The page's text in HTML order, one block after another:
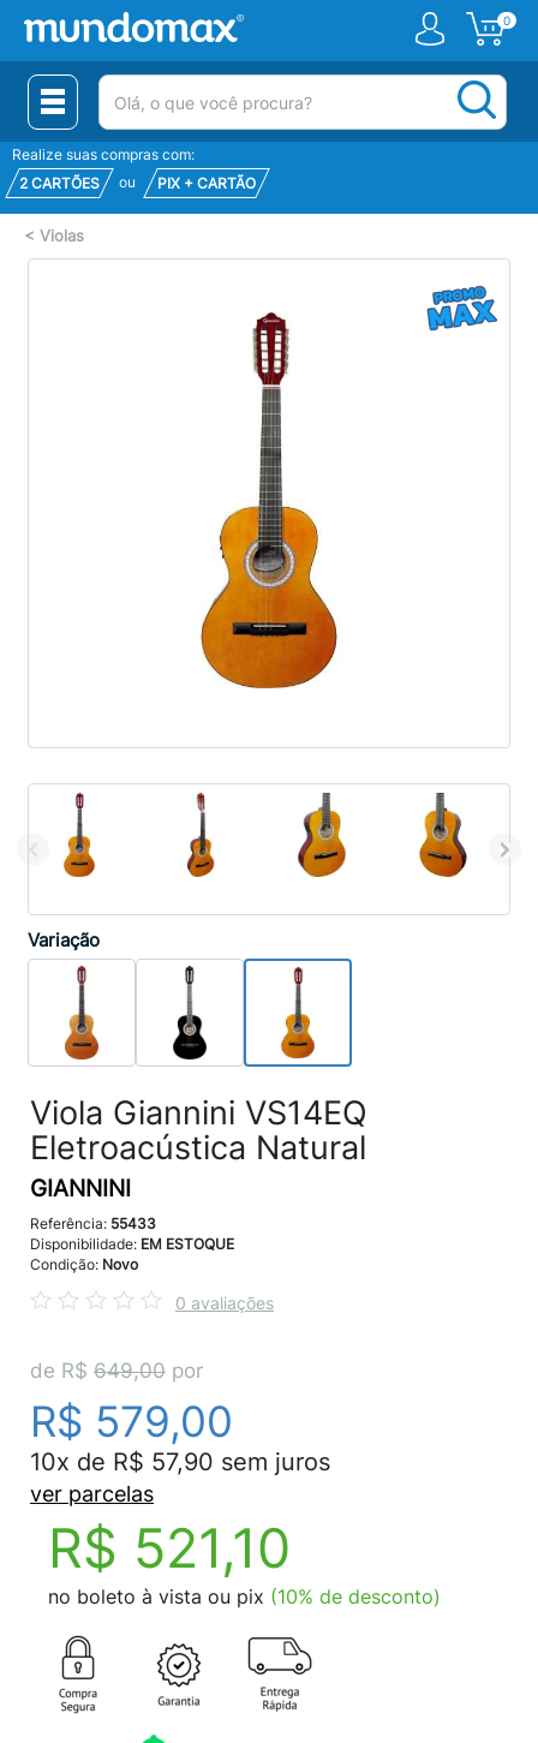
0
(pesquisar)
Realize suas compras com:
2 CARTÕES
ou PIX + CARTÃO
< Violas
Variação
Viola Giannini VS14EQ
Eletroacústica Natural
GIANNINI
Referência: 55433
Disponibilidade: EM ESTOQUE
Condição: Novo
0 avaliações
de R$ 649,00 por
R$ 579,00
10x de R$ 57,90 sem juros
ver parcelas
R$ 521,10
no boleto à vista ou pix (10% de desconto)